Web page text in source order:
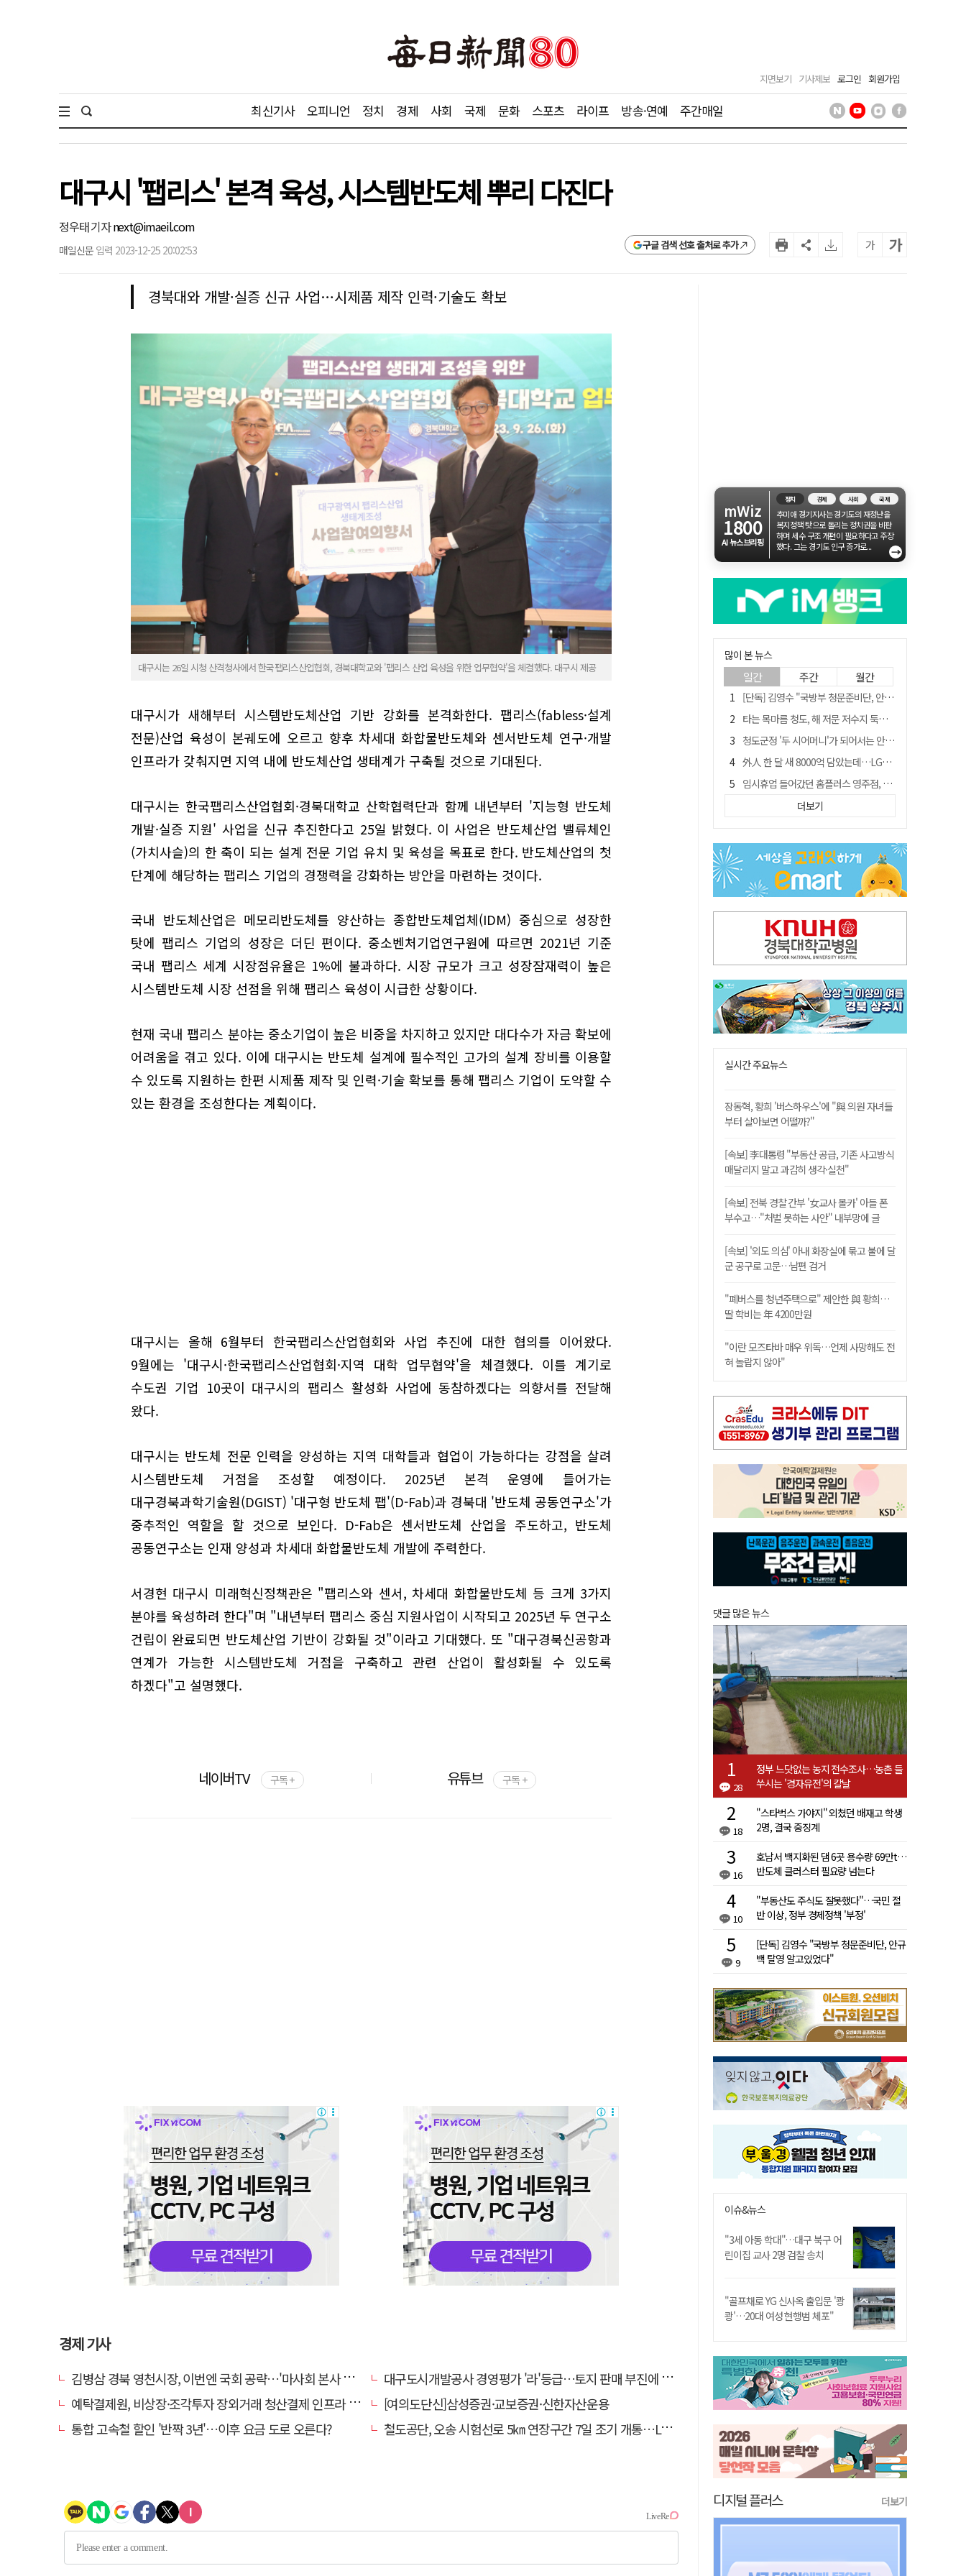
지면보기 기사제보 로그인 회원가입
최신기사 오피니언 정치 경제 사회 국제 문화 스포츠 라이프 방송·연예 주간매일
대구시 '팹리스' 본격 육성, 시스템반도체 뿌리 다진다
정우태 기자next@imaeil.com
매일신문 입력 2023-12-25 20:02:53 구글 검색 선호 출처로 추가 가 가
경북대와 개발·실증 신규 사업…시제품 제작 인력·기술도 확보
대구시는 26일 시청 산격청사에서 한국팹리스산업협회, 경북대학교와 '팹리스 산업 육성을 위한 업무협약'을 체결했다. 대구시 제공
대구시가 새해부터 시스템반도체산업 기반 강화를 본격화한다. 팹리스(fabless·설계
전문)산업 육성이 본궤도에 오르고 향후 차세대 화합물반도체와 센서반도체 연구·개발
인프라가 갖춰지면 지역 내에 반도체산업 생태계가 구축될 것으로 기대된다.
대구시는 한국팹리스산업협회·경북대학교 산학협력단과 함께 내년부터 '지능형 반도체
개발·실증 지원' 사업을 신규 추진한다고 25일 밝혔다. 이 사업은 반도체산업 밸류체인
(가치사슬)의 한 축이 되는 설계 전문 기업 유치 및 육성을 목표로 한다. 반도체산업의 첫
단계에 해당하는 팹리스 기업의 경쟁력을 강화하는 방안을 마련하는 것이다.
국내 반도체산업은 메모리반도체를 양산하는 종합반도체업체(IDM) 중심으로 성장한
탓에 팹리스 기업의 성장은 더딘 편이다. 중소벤처기업연구원에 따르면 2021년 기준
국내 팹리스 세계 시장점유율은 1%에 불과하다. 시장 규모가 크고 성장잠재력이 높은
시스템반도체 시장 선점을 위해 팹리스 육성이 시급한 상황이다.
현재 국내 팹리스 분야는 중소기업이 높은 비중을 차지하고 있지만 대다수가 자금 확보에
어려움을 겪고 있다. 이에 대구시는 반도체 설계에 필수적인 고가의 설계 장비를 이용할
수 있도록 지원하는 한편 시제품 제작 및 인력·기술 확보를 통해 팹리스 기업이 도약할 수
있는 환경을 조성한다는 계획이다.
대구시는 올해 6월부터 한국팹리스산업협회와 사업 추진에 대한 협의를 이어왔다.
9월에는 '대구시·한국팹리스산업협회·지역 대학 업무협약'을 체결했다. 이를 계기로
수도권 기업 10곳이 대구시의 팹리스 활성화 사업에 동참하겠다는 의향서를 전달해
왔다.
대구시는 반도체 전문 인력을 양성하는 지역 대학들과 협업이 가능하다는 강점을 살려
시스템반도체 거점을 조성할 예정이다. 2025년 본격 운영에 들어가는
대구경북과학기술원(DGIST) '대구형 반도체 팹'(D-Fab)과 경북대 '반도체 공동연구소'가
중추적인 역할을 할 것으로 보인다. D-Fab은 센서반도체 산업을 주도하고, 반도체
공동연구소는 인재 양성과 차세대 화합물반도체 개발에 주력한다.
서경현 대구시 미래혁신정책관은 "팹리스와 센서, 차세대 화합물반도체 등 크게 3가지
분야를 육성하려 한다"며 "내년부터 팹리스 중심 지원사업이 시작되고 2025년 두 연구소
건립이 완료되면 반도체산업 기반이 강화될 것"이라고 기대했다. 또 "대구경북신공항과
연계가 가능한 시스템반도체 거점을 구축하고 관련 산업이 활성화될 수 있도록
하겠다"고 설명했다.
네이버TV 구독 + 유튜브 구독 +
경제 기사
김병삼 경북 영천시장, 이번엔 국회 공략…'마사회 본사 이전·광역교통망 확충' 요청
대구도시개발공사 경영평가 '라'등급…토지 판매 부진에 1년 만에 두 단계 '뚝'
예탁결제원, 비상장·조각투자 장외거래 청산결제 인프라 구축 착수…연내 가동
[여의도단신]삼성증권·교보증권·신한자산운용
통합 고속철 할인 '반짝 3년'…이후 요금 도로 오른다?
철도공단, 오송 시험선로 5㎞ 연장구간 7일 조기 개통…LA 메트로 사업 지원
mWiz
1800
AI 뉴스브리핑
정치 경제 사회 국제
추미애 경기지사는 경기도의 재정난을
복지정책 탓으로 돌리는 정치권을 비판
하며 세수 구조 개편이 필요하다고 주장
했다. 그는 경기도 인구 증가로...
→
많이 본 뉴스
일간 주간 월간
[단독] 김영수 "국방부 청문준비단, 안규백 탈영 알고있었다"
타는 목마름 청도, 해 저문 저수지 둑에 군수가 서 있었다
청도군정 '두 시어머니'가 되어서는 안된다
外人 한 달 새 8000억 담았는데…LG이노텍 목표주가는 왜 엇갈릴까
임시휴업 들어갔던 홈플러스 영주점, 7일 영업 재개…지하 1층만 운영
신세계사이먼, 대구 아울렛 토지매매 계약 체결… 사업 본궤도
"폐기 버스 개조해 청년주택" 與 황희…'딸 학비는 年 4200만원'
이의준 전 경북도 새마을봉사과장, 제28대 울릉군 부군수 취임
"상법개정해도 주주가 '봉'"…하이닉스 솔리다임 상장설에 술렁[개미와글와글]
더보기
실시간 주요뉴스
장동혁, 황희 '버스하우스'에 "與 의원 자녀들
부터 살아보면 어떨까?"
[속보] 李대통령 "부동산 공급, 기존 사고방식
매달리지 말고 과감히 생각·실천"
[속보] 전북 경찰 간부 '女교사 몰카' 아들 폰
부수고…"처벌 못하는 사안" 내부망에 글
[속보] '외도 의심' 아내 화장실에 묶고 불에 달
군 공구로 고문…남편 검거
"폐버스를 청년주택으로" 제안한 與 황희…
딸 학비는 年 4200만원
"이란 모즈타바 매우 위독…언제 사망해도 전
혀 놀랍지 않아"
댓글 많은 뉴스
28
정부 느닷없는 농지 전수조사…농촌 들
쑤시는 '경자유전'의 칼날
18
"스타벅스 가야지" 외쳤던 배재고 학생
2명, 결국 중징계
16
호남서 백지화된 댐 6곳 용수량 69만t…
반도체 클러스터 필요량 넘는다
10
"부동산도 주식도 잘못했다"…국민 절
반 이상, 정부 경제정책 '부정'
9
[단독] 김영수 "국방부 청문준비단, 안규
백 탈영 알고있었다"
이슈&뉴스
"3세 아동 학대"…대구 북구 어
린이집 교사 2명 검찰 송치
"골프채로 YG 신사옥 출입문 '쾅
쾅'…20대 여성 현행범 체포"
디지털 플러스 더보기